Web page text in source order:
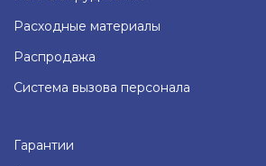
Расходные материалы
Распродажа
Система вызова персонала
Гарантии